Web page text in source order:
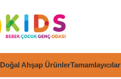
Doğal Ahşap ÜrünlerTamamlayıcılar